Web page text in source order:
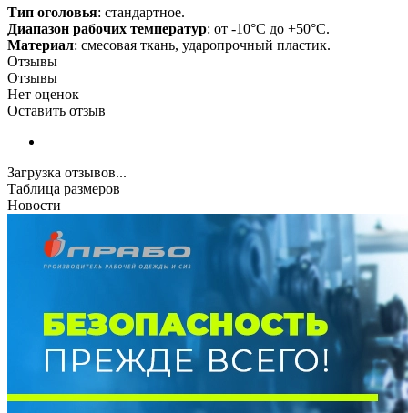
Тип оголовья: стандартное.
Диапазон рабочих температур: от -10°С до +50°С.
Материал: смесовая ткань, ударопрочный пластик.
Отзывы
Отзывы
Нет оценок
Оставить отзыв
Загрузка отзывов...
Таблица размеров
Новости